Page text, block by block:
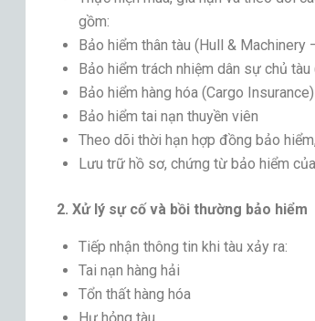
gồm:
Bảo hiểm thân tàu (Hull & Machinery
Bảo hiểm trách nhiệm dân sự chủ tàu
Bảo hiểm hàng hóa (Cargo Insurance)
Bảo hiểm tai nạn thuyền viên
Theo dõi thời hạn hợp đồng bảo
Lưu trữ hồ sơ, chứng từ bảo hiểm
2. Xử lý sự cố và bồi thường bảo hiểm
Tiếp nhận thông tin khi tàu xảy ra:
Tai nạn hàng hải
Tổn thất hàng hóa
Hư hỏng tàu